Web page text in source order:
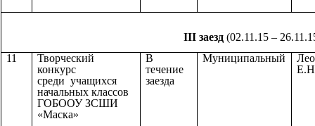
III заезд(02.11.15 –
11
Творческий
конкурс
среди учащихся
начальных классов
ГОБООУ ЗСШИ
«Маска»
В
течение
заезда
Муниципальный